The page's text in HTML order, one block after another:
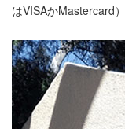
はVISAかMastercard